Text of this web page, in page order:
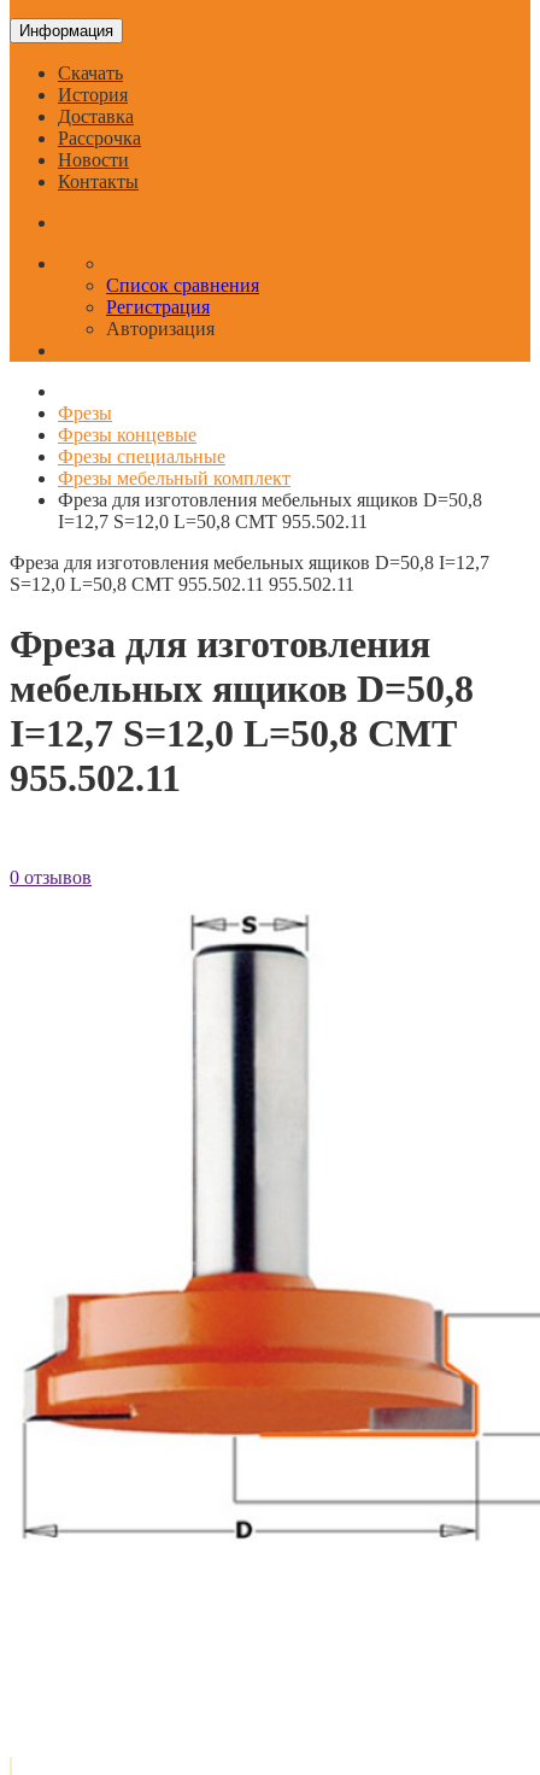
Информация
Скачать
История
Доставка
Рассрочка
Новости
Контакты
Список сравнения
Регистрация
Авторизация
Фрезы
Фрезы концевые
Фрезы специальные
Фрезы мебельный комплект
Фреза для изготовления мебельных ящиков D=50,8
I=12,7 S=12,0 L=50,8 CMT 955.502.11
Фреза для изготовления мебельных ящиков D=50,8 I=12,7
S=12,0 L=50,8 CMT 955.502.11 955.502.11
Фреза для изготовления
мебельных ящиков D=50,8
I=12,7 S=12,0 L=50,8 CMT
955.502.11
0 отзывов